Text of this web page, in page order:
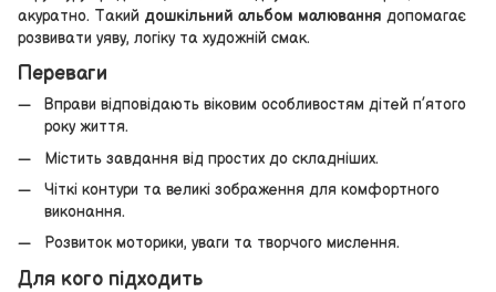
акуратно. Такий дошкільний альбом малювання допомагає
розвивати уяву, логіку та художній смак.
Переваги
Вправи відповідають віковим особливостям дітей п’ятого
року життя.
Містить завдання від простих до складніших.
Чіткі контури та великі зображення для комфортного
виконання.
Розвиток моторики, уваги та творчого мислення.
Для кого підходить